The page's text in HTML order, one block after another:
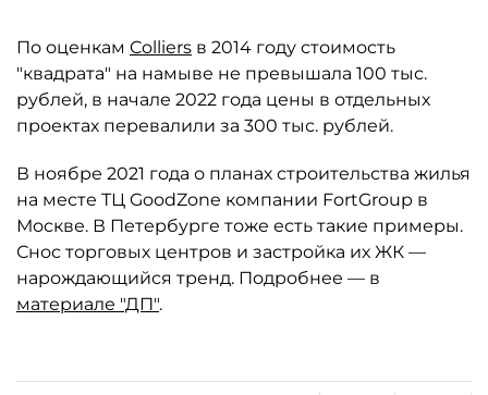
По оценкам Colliers в 2014 году стоимость
"квадрата" на намыве не превышала 100 тыс.
рублей, в начале 2022 года цены в отдельных
проектах перевалили за 300 тыс. рублей.
В ноябре 2021 года о планах строительства жилья
на месте ТЦ GoodZone компании FortGroup в
Москве. В Петербурге тоже есть такие примеры.
Снос торговых центров и застройка их ЖК —
нарождающийся тренд. Подробнее — в
материале "ДП".